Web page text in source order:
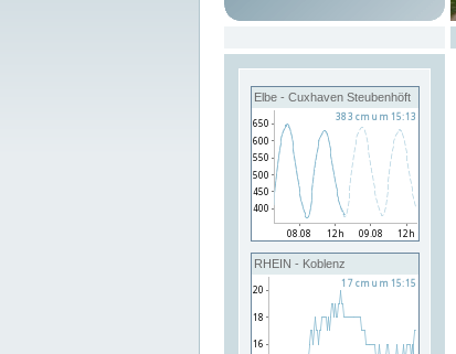
Elbe - Cuxhaven Steubenhöft
RHEIN - Koblenz